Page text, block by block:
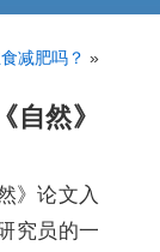
减肥吗？ »
自然》
》论文入
究员的一